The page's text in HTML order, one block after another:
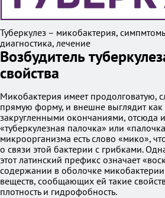
Туберкулез – микобактерия,
диагностика, лечение
Возбудитель
свойства
Микобактерия имеет продолговатую,
прямую форму, и внешне выглядит как
закругленными окончаниями, отсюда
«туберкулезная палочка» или
микроорганизма есть слово «мико»,
о связи этой бактерии с грибками.
этот латинский префикс означает
содержании в оболочке
веществ, сообщающих ей такие
плотность и гидрофобность.